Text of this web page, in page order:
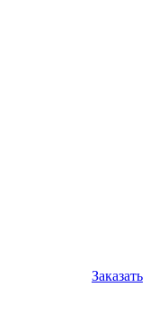
Заказать